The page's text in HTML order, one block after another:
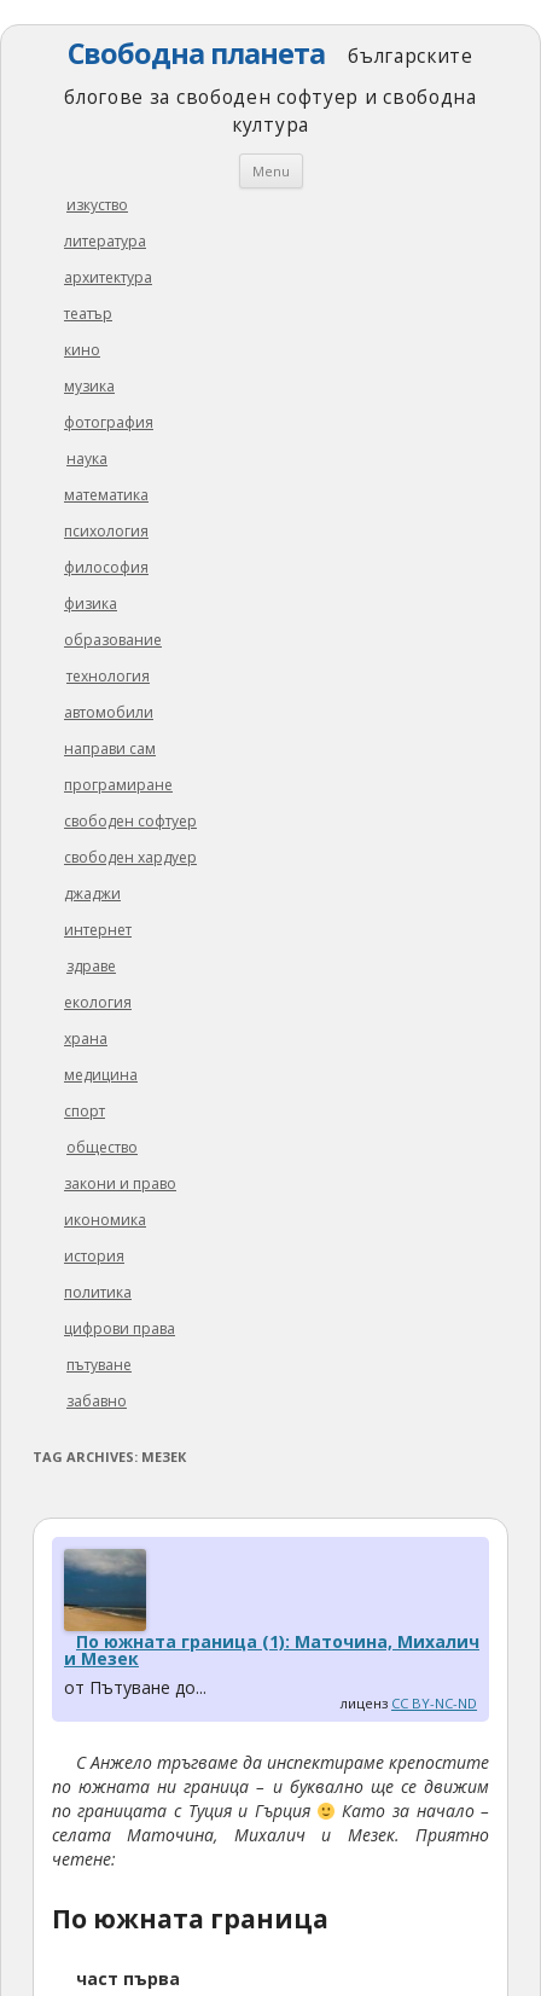
Свободна планета
българските
блогове за свободен софтуер и свободна
култура
Menu Skip
изкуство
литература
архитектура
театър
кино
музика
фотография
наука
математика
психология
философия
физика
образование
технология
автомобили
направи сам
програмиране
свободен софтуер
свободен хардуер
джаджи
интернет
здраве
екология
храна
медицина
спорт
общество
закони и право
икономика
история
политика
цифрови права
пътуване
забавно
TAG ARCHIVES: МЕЗЕК
По южната граница (1): Маточина, Михалич
и Мезек
от Пътуване до...
лиценз CC BY-NC-ND
С Анжело тръгваме да инспектираме крепостите
по южната ни граница – и буквално ще се движим
по границата с Туция и Гърция
Като за начало –
селата Маточина, Михалич и Мезек. Приятно
четене:
По южната граница
част първа